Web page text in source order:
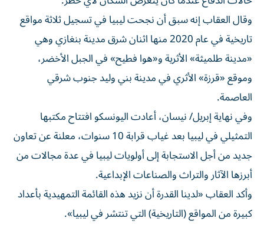
وقال ‌العقاب إنه سبق ‌أن نجحت ليبيا في تسجيل ثلاثة ⁠مواقع
تاريخية في عام 2020 منها اثنان شرق مدينة بنغازي وهي
«مدينة طلميثة» الأثرية و«هوا ‌فطيح» في الجبل الأخضر،
وموقع «قرزة» الأثري في مدينة بني وليد جنوب شرقي
العاصمة.
وفي نهاية إبريل/ نيسان، أعادت اليونسكو افتتاح مكتبها
التمثيلي في ليبيا بعد ⁠غياب قرابة 10 سنوات، معلنة عن تعاون
جديد من أجل الاستجابة إلى ​أولويات ليبيا في عدة مجالات من
أبرزها الآثار والتراث والصناعات الإبداعية.
وأكد العقاب «لدينا القدرة أن نزيد هذه القائمة التمهيدية بأعداد
كبيرة من المواقع (التاريخية) التي تنتشر في ⁠ليبيا».